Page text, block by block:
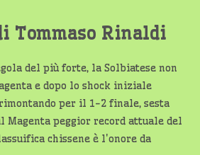
Tommaso Rinaldi
del più forte, la Solbiatese non
e dopo lo shock iniziale
per il 1-2 finale, sesta
peggior record attuale del
chissene è l'onore da